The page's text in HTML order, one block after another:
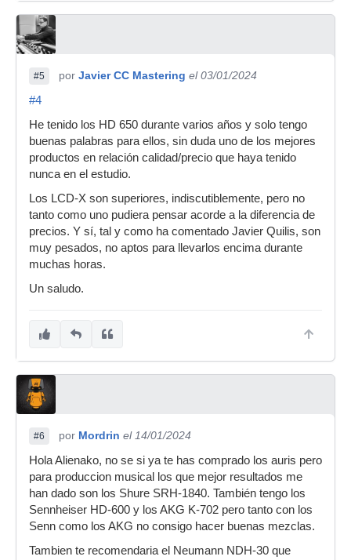
#5 por Javier CC Mastering el 03/01/2024
#4
He tenido los HD 650 durante varios años y solo tengo
buenas palabras para ellos, sin duda uno de los mejores
productos en relación calidad/precio que haya tenido
nunca en el estudio.
Los LCD-X son superiores, indiscutiblemente, pero no
tanto como uno pudiera pensar acorde a la diferencia de
precios. Y sí, tal y como ha comentado Javier Quilis, son
muy pesados, no aptos para llevarlos encima durante
muchas horas.
Un saludo.
#6 por Mordrin el 14/01/2024
Hola Alienako, no se si ya te has comprado los auris pero
para produccion musical los que mejor resultados me
han dado son los Shure SRH-1840. También tengo los
Sennheiser HD-600 y los AKG K-702 pero tanto con los
Senn como los AKG no consigo hacer buenas mezclas.
Tambien te recomendaria el Neumann NDH-30 que